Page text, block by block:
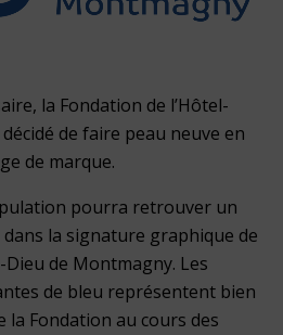
la Fondation de l’Hôtel-
de faire peau neuve en
de marque.
pourra retrouver un
la signature graphique de
Dieu de Montmagny. Les
de bleu représentent bien
la Fondation au cours des